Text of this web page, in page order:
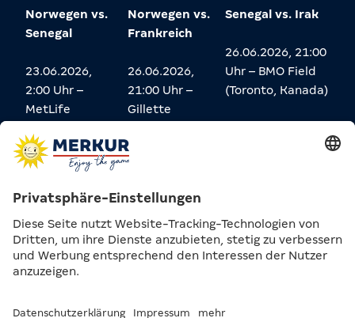
Norwegen vs.
Senegal
23.06.2026,
2:00 Uhr –
MetLife
York, USA)
Norwegen vs.
Frankreich
26.06.2026,
21:00 Uhr –
Gillette
(Boston, USA)
Senegal vs. Irak
26.06.2026, 21:00
Uhr – BMO Field
(Toronto, Kanada)
FAVORITEN AUFS
WEITERKOMMEN IN WM-
GRUPPE I